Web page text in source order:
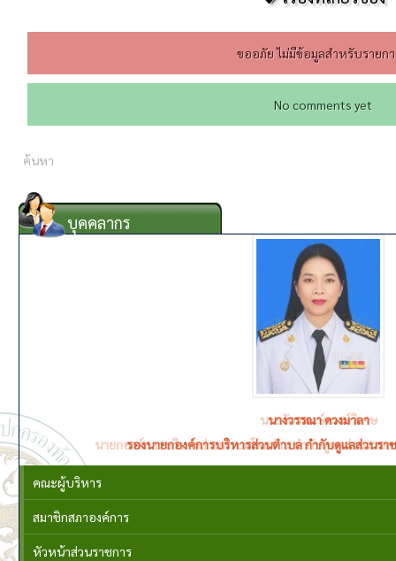
ขออภัย ไม่มีข้อมูลสำหรับรายก
No comments yet
บุคคลากร
นางวรรณา ดวงมาลา
รองนายกองค์การบริหารส่วนตำบล กำกับดูแลส่วนรา
คณะผู้บริหาร
สมาชิกสภาองค์การ
หัวหน้าส่วนราชการ